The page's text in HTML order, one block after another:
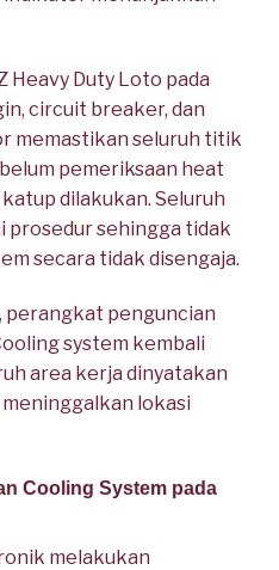
Heavy Duty Loto pada
circuit breaker, dan
memastikan seluruh titik
pemeriksaan heat
dilakukan. Seluruh
prosedur sehingga tidak
secara tidak disengaja.
perangkat penguncian
system kembali
area kerja dinyatakan
lokasi
Cooling System pada
melakukan